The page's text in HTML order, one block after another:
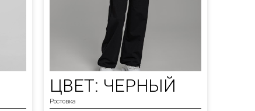
ЦВЕТ: ЧЕРНЫЙ
Ростовка